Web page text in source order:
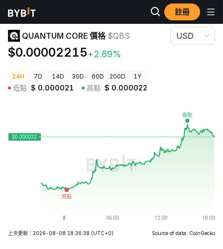
註冊
加密貨幣價格
QUANTUM CORE 價格 $QBS
$0.00002215+2.89%
USD
24H 7D 14D 30D 60D 200D 1Y
低點 $ 0.000021 高點 $ 0.000022
上次更新：2026-08-08 18:36:38 (UTC+0) Source of data: CoinGecko